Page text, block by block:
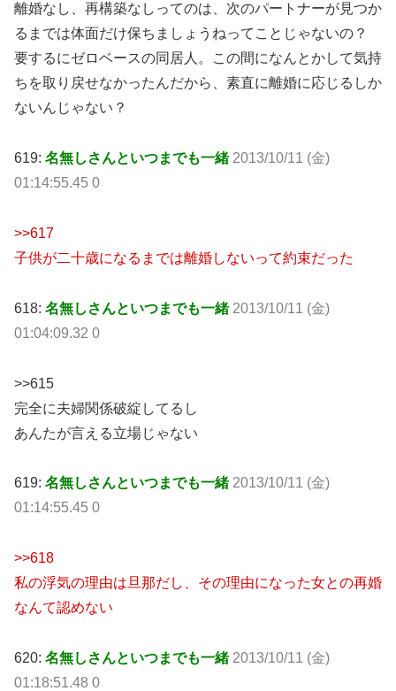
離婚なし、再構築なしってのは、次のパートナーが見つか
るまでは体面だけ保ちましょうねってことじゃないの？
要するにゼロベースの同居人。この間になんとかして気持
ちを取り戻せなかったんだから、素直に離婚に応じるしか
ないんじゃない？
619: 名無しさんといつまでも一緒 2013/10/11 (金)
01:14:55.45 0
>>617
子供が二十歳になるまでは離婚しないって約束だった
618: 名無しさんといつまでも一緒 2013/10/11 (金)
01:04:09.32 0
>>615
完全に夫婦関係破綻してるし
あんたが言える立場じゃない
619: 名無しさんといつまでも一緒 2013/10/11 (金)
01:14:55.45 0
>>618
私の浮気の理由は旦那だし、その理由になった女との再婚
なんて認めない
620: 名無しさんといつまでも一緒 2013/10/11 (金)
01:18:51.48 0